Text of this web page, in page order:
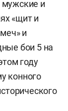
мужские и
«щит и
и
бои 5 на
году
конного